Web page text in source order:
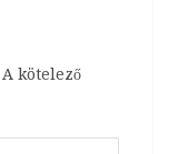
A kötelező